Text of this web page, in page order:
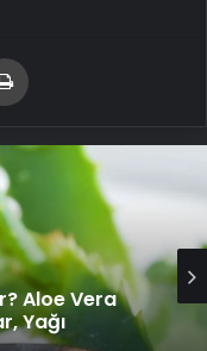
Aloe Vera
Yağı